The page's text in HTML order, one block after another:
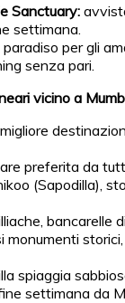
Sanctuary:
settimana.
paradiso per gli
senza pari.
vicino a
preferita da
(Sapodilla),
bancarelle
monumenti
spiaggia
settimana da